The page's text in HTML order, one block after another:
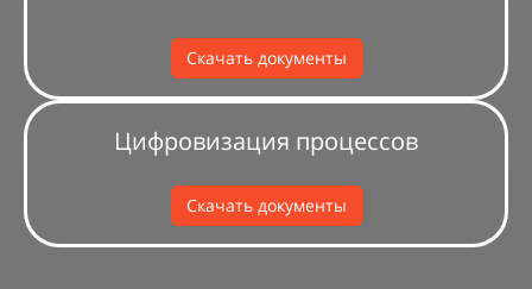
Скачать документы
Цифровизация процессов
Скачать документы